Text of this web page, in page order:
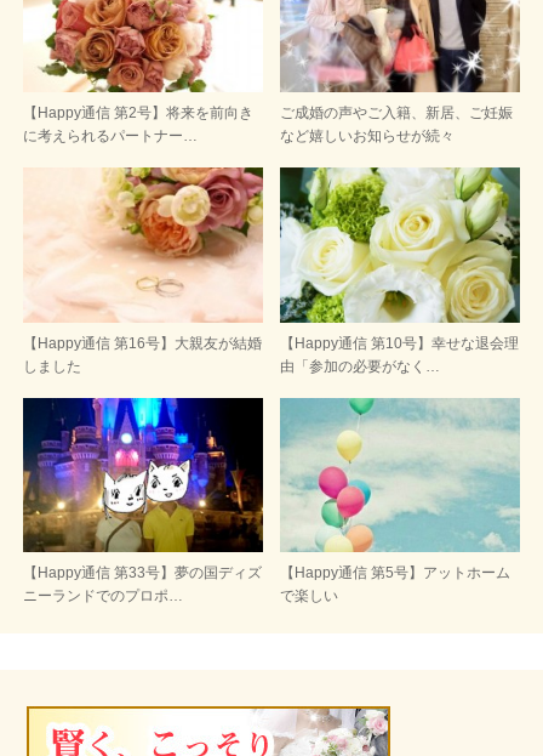
【Happy通信 第2号】将来を前向き
に考えられるパートナー…
ご成婚の声やご入籍、新居、ご妊娠
など嬉しいお知らせが続々
【Happy通信 第16号】大親友が結婚
しました
【Happy通信 第10号】幸せな退会理
由「参加の必要がなく…
【Happy通信 第33号】夢の国ディズ
ニーランドでのプロポ…
【Happy通信 第5号】アットホーム
で楽しい